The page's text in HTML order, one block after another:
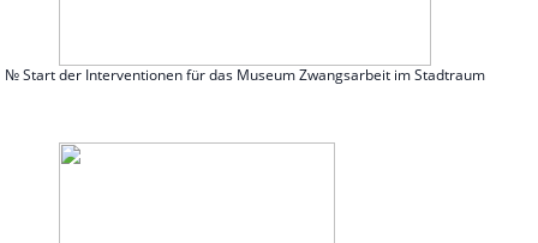
№ Start der Interventionen für das Museum Zwangsarbeit im Stadtraum